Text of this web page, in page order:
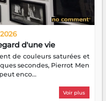
d'une vie
de couleurs saturées et
secondes, Pierrot Men
enco...
Voir plus